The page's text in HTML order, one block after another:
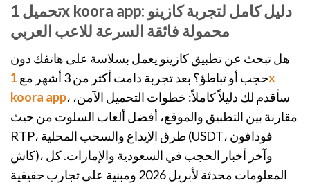
تحميل 1x koora app: دليل كامل لتجربة كازينو
محمولة فائقة السرعة للاعب العربي
هل تبحث عن تطبيق كازينو يعمل بسلاسة على هاتفك دون
حجب أو تباطؤ؟ بعد تجربة دامت أكثر من 3 أشهر مع
1x
koora app، سأقدم لك دليلاً كاملاً: خطوات التحميل الآمن،
مقارنة بين التطبيق والموقع، أفضل ألعاب السلوت من حيث
RTP، طرق الإيداع والسحب المحلية (USDT، فودافون
كاش)، وآخر أخبار الحجب في السعودية والإمارات. كل
المعلومات محدثة لأبريل 2026 ومبنية على تجارب حقيقية